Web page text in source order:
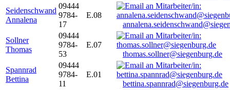
Seidenschwand
Annalena
09444
9784-
17
E.08
Sollner
Thomas
09444
9784-
53
E.07
thomas.sollner@siegenburg.de
Spannrad
Bettina
09444
9784-
11
E.01
bettina.spannrad@siegenburg.de